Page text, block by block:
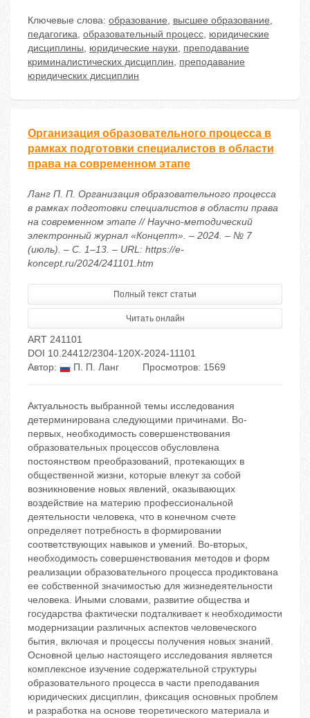
Ключевые слова: образование, высшее образование,
педагогика, образовательный процесс, юридические
дисциплины, юридические науки, преподавание
криминалистических дисциплин, преподавание
юридических дисциплин
Организация образовательного процесса в
рамках подготовки специалистов в области
права на современном этапе
Ланг П. П. Организация образовательного процесса
в рамках подготовки специалистов в области права
на современном этапе // Научно-методический
электронный журнал «Концепт». – 2024. – № 7
(июль). – С. 1–13. – URL: https://e-
koncept.ru/2024/241101.htm
Полный текст статьи
Читать онлайн
ART 241101
DOI 10.24412/2304-120X-2024-11101
Автор:
П. П. Ланг Просмотров: 1569
Актуальность выбранной темы исследования
детерминирована следующими причинами. Во-
первых, необходимость совершенствования
образовательных процессов обусловлена
постоянством преобразований, протекающих в
общественной жизни, которые влекут за собой
возникновение новых явлений, оказывающих
воздействие на материю профессиональной
деятельности человека, что в конечном счете
определяет потребность в формировании
соответствующих навыков и умений. Во-вторых,
необходимость совершенствования методов и форм
реализации образовательного процесса продиктована
ее собственной значимостью для жизнедеятельности
человека. Иными словами, развитие общества и
государства фактически подталкивает к необходимости
модернизации различных аспектов человеческого
бытия, включая и процессы получения новых знаний.
Основной целью настоящего исследования является
комплексное изучение содержательной структуры
образовательного процесса в части преподавания
юридических дисциплин, фиксация основных проблем
и разработка на основе теоретического материала и